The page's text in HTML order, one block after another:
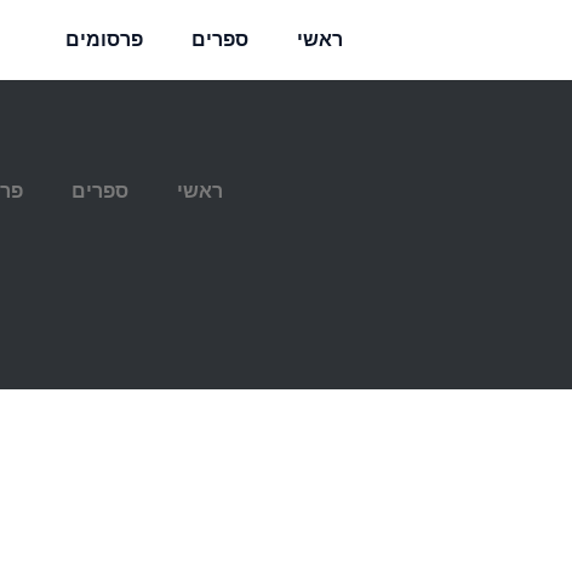
ראשי ספרים פרסומים
ראשי ספרים